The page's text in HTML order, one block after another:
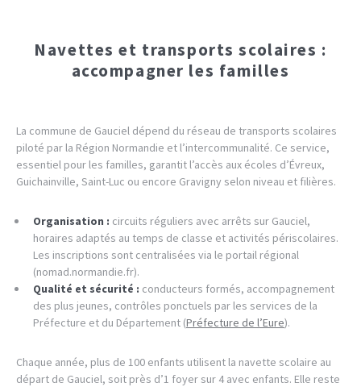
Navettes et transports scolaires :
accompagner les familles
La commune de Gauciel dépend du réseau de transports scolaires
piloté par la Région Normandie et l’intercommunalité. Ce service,
essentiel pour les familles, garantit l’accès aux écoles d’Évreux,
Guichainville, Saint-Luc ou encore Gravigny selon niveau et filières.
Organisation : circuits réguliers avec arrêts sur Gauciel,
horaires adaptés au temps de classe et activités périscolaires.
Les inscriptions sont centralisées via le portail régional
(nomad.normandie.fr).
Qualité et sécurité : conducteurs formés, accompagnement
des plus jeunes, contrôles ponctuels par les services de la
Préfecture et du Département (Préfecture de l’Eure).
Chaque année, plus de 100 enfants utilisent la navette scolaire au
départ de Gauciel, soit près d’1 foyer sur 4 avec enfants. Elle reste